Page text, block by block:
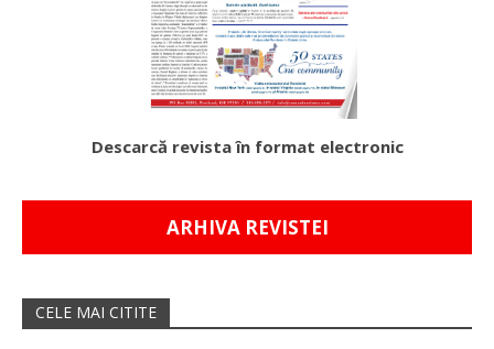
Descarcă revista în format electronic
ARHIVA REVISTEI
CELE MAI CITITE